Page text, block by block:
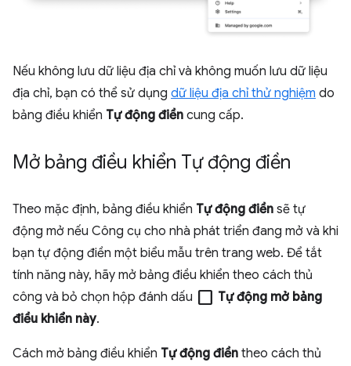
Nếu không lưu dữ liệu địa chỉ và không muốn lưu dữ liệu
địa chỉ, bạn có thể sử dụng dữ liệu địa chỉ thử nghiệm do
bảng điều khiển Tự động điền cung cấp.
Mở bảng điều khiển Tự động điền
Theo mặc định, bảng điều khiển Tự động điền sẽ tự
động mở nếu Công cụ cho nhà phát triển đang mở và khi
bạn tự động điền một biểu mẫu trên trang web. Để tắt
tính năng này, hãy mở bảng điều khiển theo cách thủ
công và bỏ chọn hộp đánh dấu check_box_outline_blank Tự động mở bảng
điều khiển này.
Cách mở bảng điều khiển Tự động điền theo cách thủ